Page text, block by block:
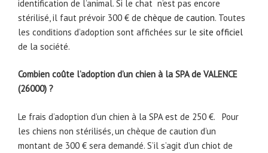
identification de l’animal. Si le chat n’est pas encore
stérilisé, il faut prévoir 300 € de chèque de caution. Toutes
les conditions d’adoption sont affichées sur le site officiel
de la société.
Combien coûte l’adoption d’un chien à la SPA de VALENCE
(26000) ?
Le frais d’adoption d’un chien à la SPA est de 250 €. Pour
les chiens non stérilisés, un chèque de caution d’un
montant de 300 € sera demandé. S’il s’agit d’un chiot de